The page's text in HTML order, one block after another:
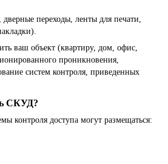
переходы, ленты для печати,
ваш объект (квартиру, дом, офис,
проникновения,
систем контроля, приведенных
СКУД?
контроля доступа могут размещаться: